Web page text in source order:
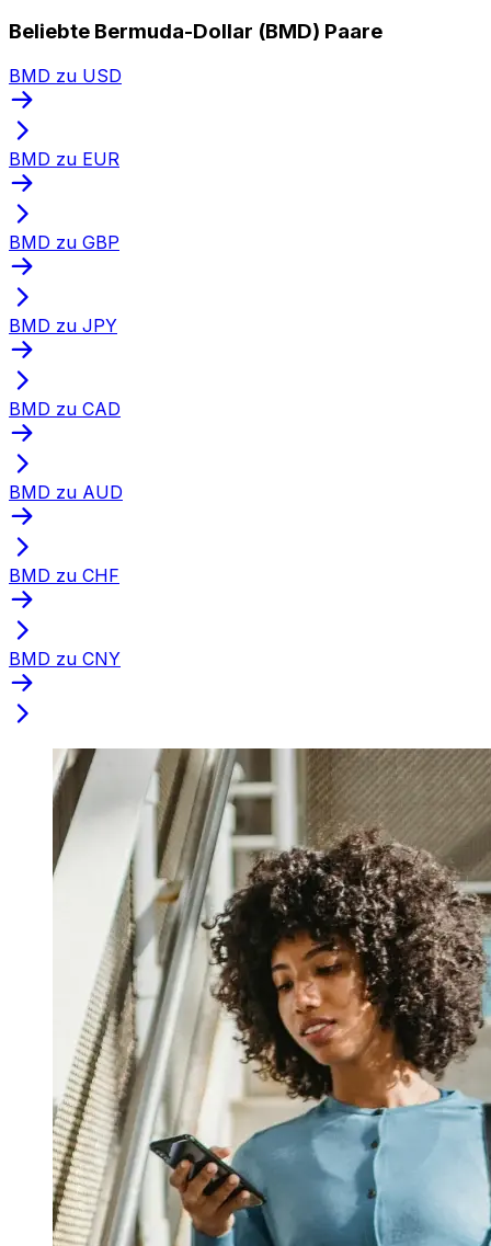
Beliebte Bermuda-Dollar (BMD) Paare
BMD zu USD
BMD zu EUR
BMD zu GBP
BMD zu JPY
BMD zu CAD
BMD zu AUD
BMD zu CHF
BMD zu CNY